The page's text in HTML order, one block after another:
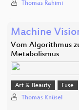
Thomas Rahimi
Machine
Vom Algorithmus
Metabolismus
Art & Beauty Fuse
Thomas Knüsel